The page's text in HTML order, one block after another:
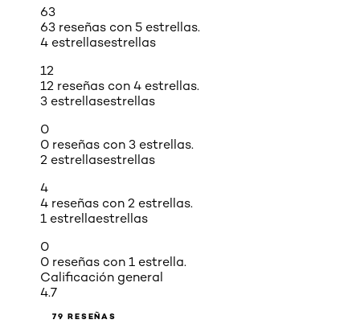
63
63 reseñas con 5 estrellas.
4 estrellasestrellas
12
12 reseñas con 4 estrellas.
3 estrellasestrellas
0
0 reseñas con 3 estrellas.
2 estrellasestrellas
4
4 reseñas con 2 estrellas.
1 estrellaestrellas
0
0 reseñas con 1 estrella.
Calificación general
4.7
79 RESEÑAS